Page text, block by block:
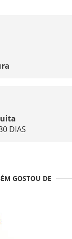
DIAS
GOSTOU DE